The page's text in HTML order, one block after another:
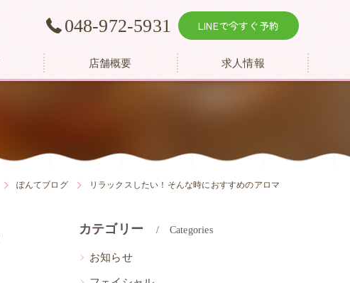
048-972-5931 LINEで今すぐ予約
店舗概要 求人情報
ぽんてブログ リラックスしたい！そんな時におすすめのアロマ
カテゴリー Categories
お知らせ